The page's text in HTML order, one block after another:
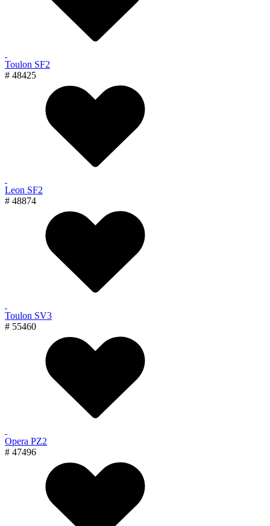
Toulon SF2
# 48425
Leon SF2
# 48874
Toulon SV3
# 55460
Opera PZ2
# 47496